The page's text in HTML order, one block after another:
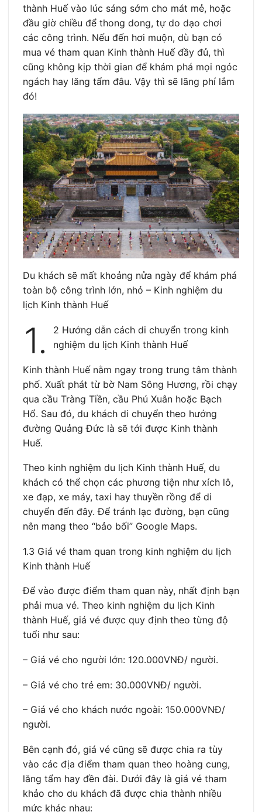
thành Huế vào lúc sáng sớm cho mát mẻ, hoặc
đầu giờ chiều để thong dong, tự do dạo chơi
các công trình. Nếu đến hơi muộn, dù bạn có
mua vé tham quan Kinh thành Huế đầy đủ, thì
cũng không kịp thời gian để khám phá mọi ngóc
ngách hay lăng tẩm đâu. Vậy thì sẽ lãng phí lắm
đó!
Du khách sẽ mất khoảng nửa ngày để khám phá
toàn bộ công trình lớn, nhỏ – Kinh nghiệm du
lịch Kinh thành Huế
1.
2 Hướng dẫn cách di chuyển trong kinh
nghiệm du lịch Kinh thành Huế
Kinh thành Huế nằm ngay trong trung tâm thành
phố. Xuất phát từ bờ Nam Sông Hương, rồi chạy
qua cầu Tràng Tiền, cầu Phú Xuân hoặc Bạch
Hổ. Sau đó, du khách di chuyển theo hướng
đường Quảng Đức là sẽ tới được Kinh thành
Huế.
Theo kinh nghiệm du lịch Kinh thành Huế, du
khách có thể chọn các phương tiện như xích lô,
xe đạp, xe máy, taxi hay thuyền rồng để di
chuyển đến đây. Để tránh lạc đường, bạn cũng
nên mang theo “bảo bối” Google Maps.
1.3 Giá vé tham quan trong kinh nghiệm du lịch
Kinh thành Huế
Để vào được điểm tham quan này, nhất định bạn
phải mua vé. Theo kinh nghiệm du lịch Kinh
thành Huế, giá vé được quy định theo từng độ
tuổi như sau:
– Giá vé cho người lớn: 120.000VNĐ/ người.
– Giá vé cho trẻ em: 30.000VNĐ/ người.
– Giá vé cho khách nước ngoài: 150.000VNĐ/
người.
Bên cạnh đó, giá vé cũng sẽ được chia ra tùy
vào các địa điểm tham quan theo hoàng cung,
lăng tẩm hay đền đài. Dưới đây là giá vé tham
khảo cho du khách đã được chia thành nhiều
mức khác nhau: